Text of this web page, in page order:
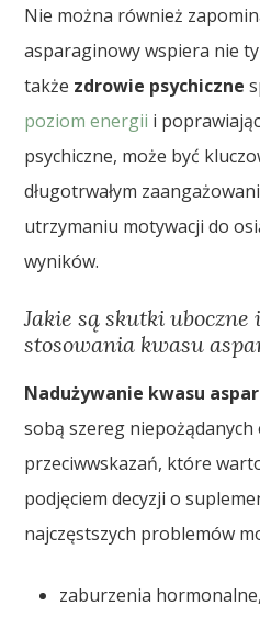
Nie można również
asparaginowy wspiera nie
także zdrowie psychiczne
poziom energii i
psychiczne, może być
długotrwałym
utrzymaniu motywacji do
wyników.
Jakie są skutki
stosowania kwasu
Nadużywanie kwasu
sobą szereg
przeciwwskazań, które
podjęciem decyzji o
najczęstszych problemów
zaburzenia hormonalne,